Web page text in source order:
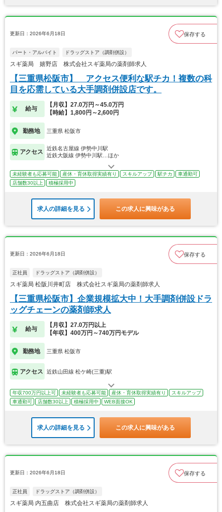
更新日：2026年6月18日 保存する
パート・アルバイト ドラッグストア（調剤併設）
スギ薬局 嬉野店 株式会社スギ薬局の薬剤師求人
【三重県松阪市】 アクセス便利な駅チカ！複数の科
目を応需している大手調剤併設店です。
給与
【月収】27.0万円～45.0万円
【時給】1,800円～2,600円
勤務地 三重県 松阪市
アクセス
近鉄名古屋線 伊勢中川駅
近鉄大阪線 伊勢中川駅…ほか
未経験者も応募可能 産休・育休取得実績有り スキルアップ 駅チカ
車通勤可
店舗数30以上
積極採用中
求人の詳細を見る この求人に興味がある
更新日：2026年6月18日 保存する
正社員 ドラッグストア（調剤併設）
スギ薬局 松阪川井町店 株式会社スギ薬局の薬剤師求人
【三重県松阪市】企業規模拡大中！大手調剤併設ドラ
ッグチェーンの薬剤師求人
給与
【月収】27.0万円以上
【年収】400万円～740万円モデル
勤務地 三重県 松阪市
アクセス 近鉄山田線 松ケ崎(三重)駅
年収700万円以上可 未経験者も応募可能 産休・育休取得実績有り
スキルアップ
車通勤可
店舗数30以上 積極採用中 WEB面接OK
求人の詳細を見る この求人に興味がある
更新日：2026年6月18日 保存する
正社員 ドラッグストア（調剤併設）
スギ薬局 内五曲店 株式会社スギ薬局の薬剤師求人